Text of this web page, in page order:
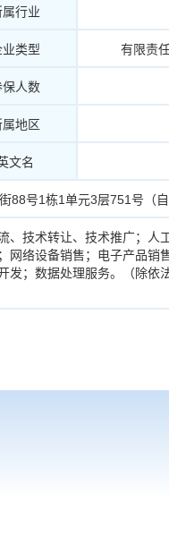
属行业
业类型 有限责
保人数
属地区
文名
88号1栋1单元3层751号（自
、技术转让、技术推广；人
网络设备销售；电子产品销
发；数据处理服务。（除依